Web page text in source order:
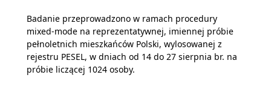
Badanie przeprowadzono w ramach procedury
mixed-mode na reprezentatywnej, imiennej próbie
pełnoletnich mieszkańców Polski, wylosowanej z
rejestru PESEL, w dniach od 14 do 27 sierpnia br. na
próbie liczącej 1024 osoby.